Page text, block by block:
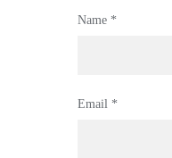
Name *
Email *